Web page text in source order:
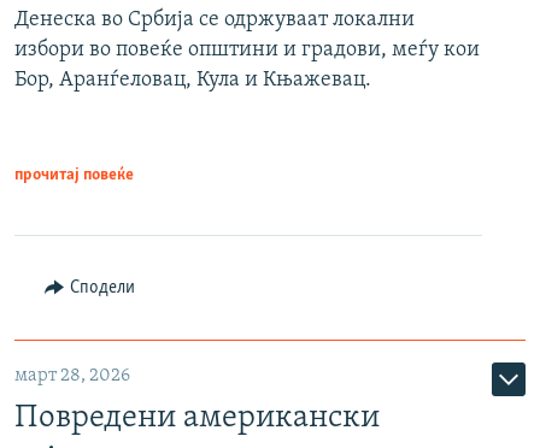
Денеска во Србија се одржуваат локални
избори во повеќе општини и градови, меѓу кои
Бор, Аранѓеловац, Кула и Књажевац.
прочитај повеќе
Сподели
март 28, 2026
Повредени американски